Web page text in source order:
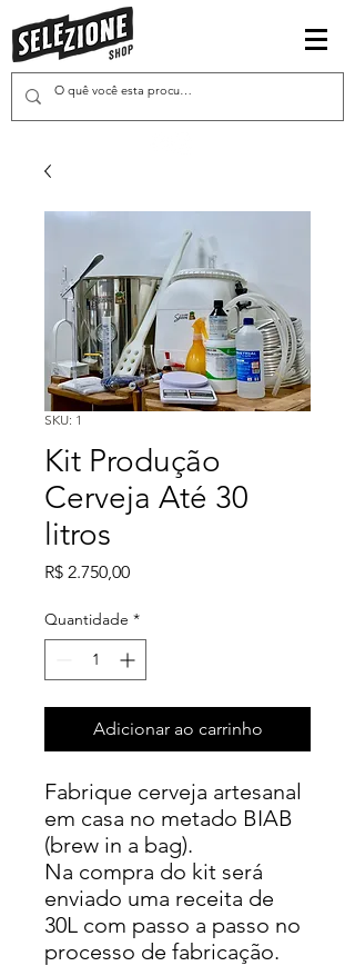
SKU: 1
Kit Produção
Cerveja Até 30
litros
R$ 2.750,00Preço
Quantidade *
Adicionar ao carrinho
Fabrique cerveja artesanal
em casa no metado BIAB
(brew in a bag).
Na compra do kit será
enviado uma receita de
30L com passo a passo no
processo de fabricação.